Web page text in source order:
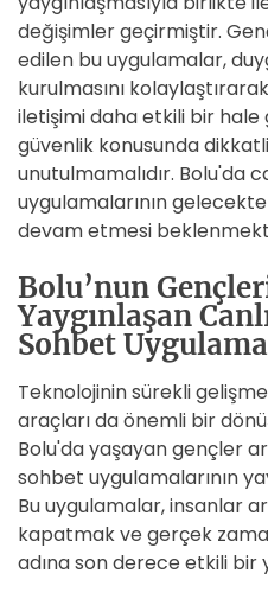
değişimler geçirmiştir.
edilen bu uygulamalar,
kurulmasını
iletişimi daha etkili bir
güvenlik konusunda
unutulmamalıdır. Bolu'da
uygulamalarının
devam etmesi
Bolu’nun
Yaygınlaşan
Sohbet
Teknolojinin sürekli
araçları da önemli bir
Bolu'da yaşayan gençler
sohbet uygulamalarının
Bu uygulamalar, insanlar
kapatmak ve gerçek
adına son derece etkili bir